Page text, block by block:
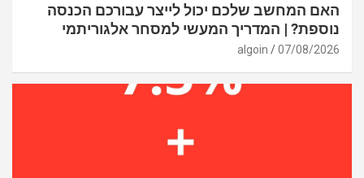
האם המחשב שלכם יכול לייצר עבורכם הכנסה
נוספת? | המדריך המעשי למסחר אלגוריתמי
07/08/2026
algoin